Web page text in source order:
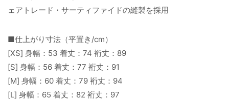
ェアトレード・サーティファイドの縫製を採用
■仕上がり寸法（平置き/cm）
[XS] 身幅：53 着丈：74 裄丈：89
[S] 身幅：56 着丈：77 裄丈：91
[M] 身幅：60 着丈：79 裄丈：94
[L] 身幅：65 着丈：82 裄丈：97